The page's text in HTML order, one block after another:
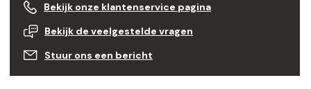
Bekijk onze klantenservice pagina
Bekijk de veelgestelde vragen
Stuur ons een bericht